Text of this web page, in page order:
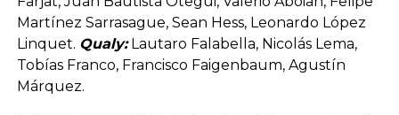
Martínez Sarrasague, Sean Hess, Leonardo López
Linquet. Qualy:Lautaro Falabella, Nicolás Lema,
Tobías Franco, Francisco Faigenbaum, Agustín
Márquez.